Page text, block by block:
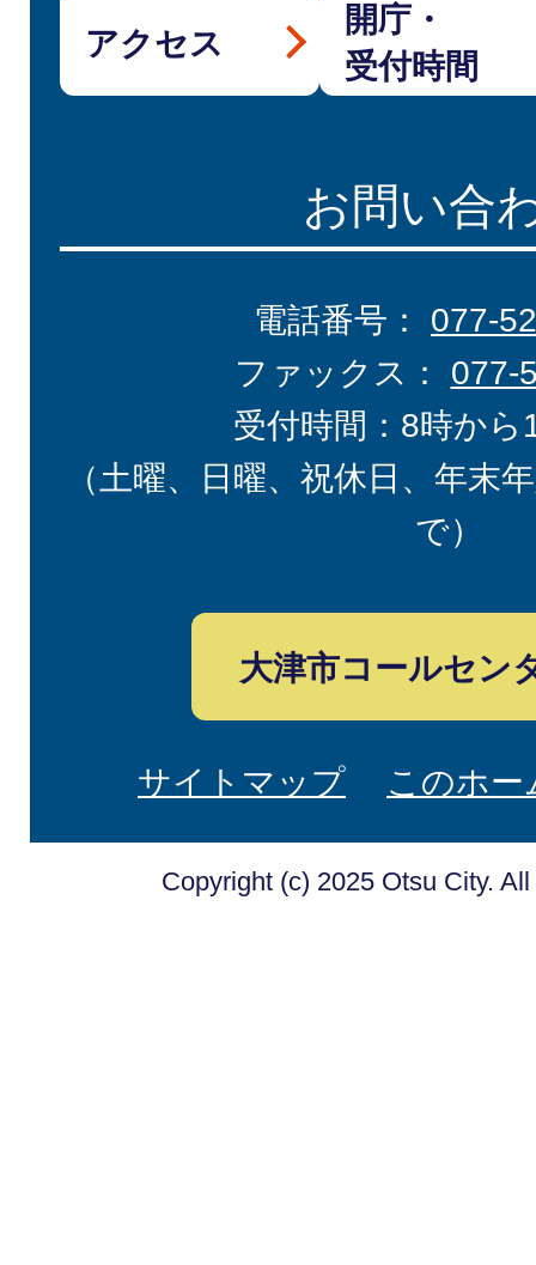
アクセス
開庁・
受付時間
お問い合
電話番号： 077-
ファックス： 077-
受付時間：8時から
（土曜、日曜、祝休日、年末
で）
大津市コールセン
サイトマップ このホ
Copyright (c) 2025 Otsu City.